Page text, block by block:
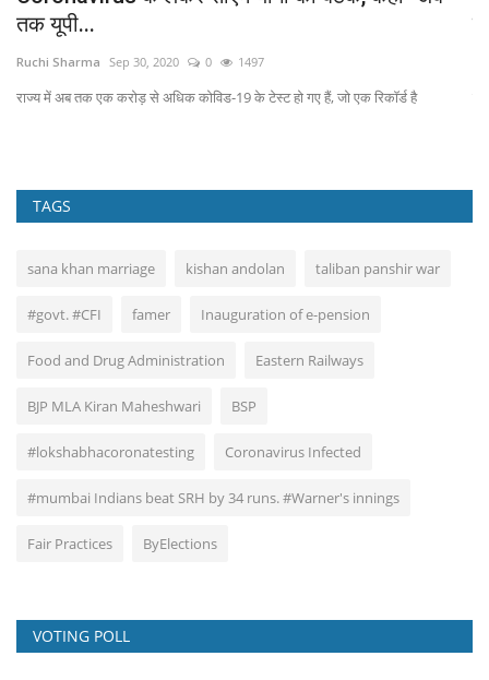
तक यूपी...
Ruchi Sharma Sep 30, 2020 0 1497
राज्य में अब तक एक करोड़ से अधिक कोविड-19 के टेस्ट हो गए हैं, जो एक रिकाॅर्ड है
TAGS
sana khan marriage kishan andolan taliban panshir war
#govt. #CFI famer Inauguration of e-pension
Food and Drug Administration Eastern Railways
BJP MLA Kiran Maheshwari BSP
#lokshabhacoronatesting Coronavirus Infected
#mumbai Indians beat SRH by 34 runs. #Warner's innings
Fair Practices ByElections
VOTING POLL